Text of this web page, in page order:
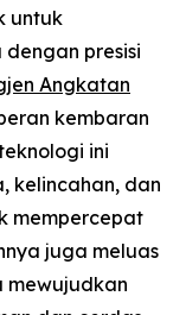
untuk
presisi
Angkatan
kembaran
ini
kelincahan, dan
mempercepat
juga meluas
mewujudkan